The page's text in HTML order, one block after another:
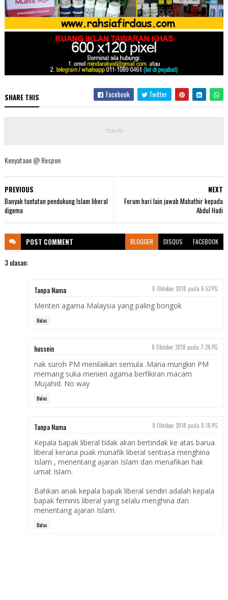
SHARE THIS Facebook Twitter
Kenyataan @ Respon
NEXT
Forum hari lain jawab Mahathir kepada
Abdul Hadi
PREVIOUS
Banyak tuntutan pendukung Islam liberal
digema
POST COMMENT BLOGGER DISQUS FACEBOOK
3 ulasan:
Tanpa Nama 8 Oktober 2018 pada 6:52 PG
Menteri agama Malaysia yang paling bongok
Balas
hussein 8 Oktober 2018 pada 7:28 PG
nak suroh PM menilaikan semula .Mana mungkin PM
memang suka menieri agama berfikiran macam
Mujahid. No way
Balas
Tanpa Nama 8 Oktober 2018 pada 8:18 PG
Kepala bapak liberal tidak akan bertindak ke atas barua
liberal kerana puak munafik liberal sentiasa menghina
Islam , menentang ajaran Islam dan menafikan hak
umat Islam.
Bahkan anak kepala bapak liberal sendiri adalah kepala
bapak feminis liberal yang selalu menghina dan
menentang ajaran Islam.
Balas